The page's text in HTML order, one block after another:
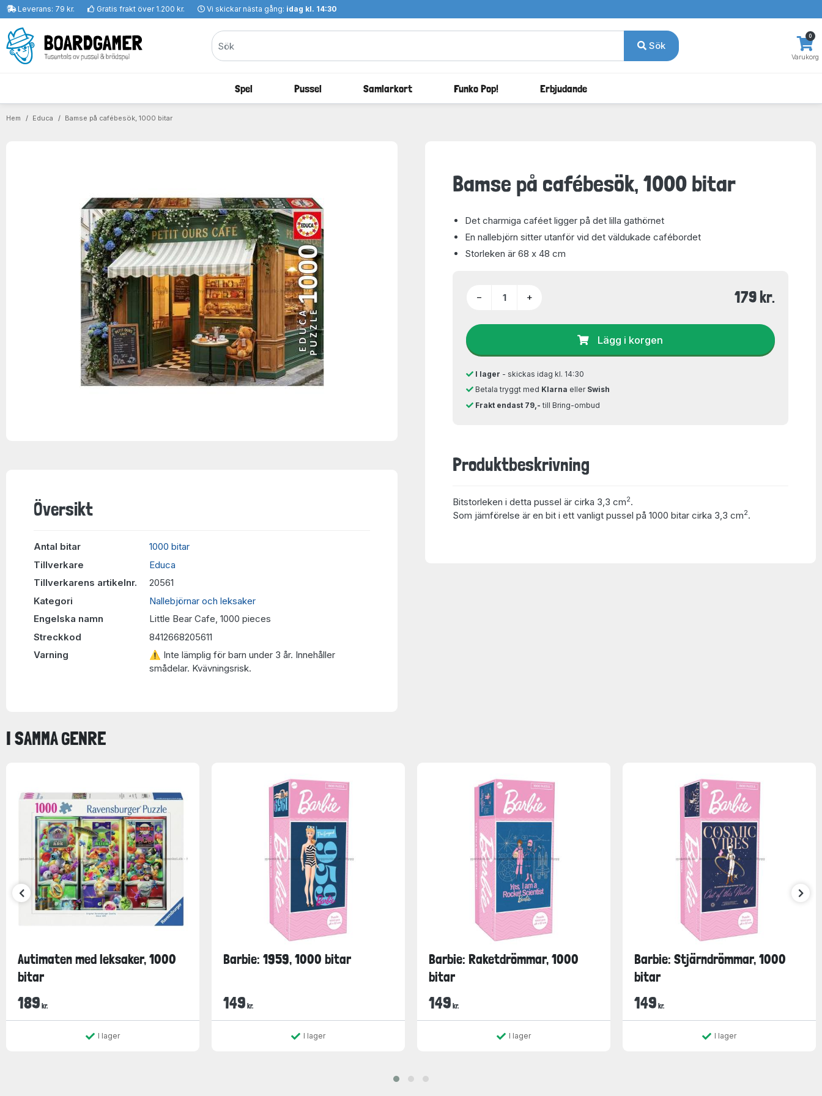
Leverans: 79 kr. Gratis frakt över 1.200 kr. Vi skickar nästa gång: idag kl. 14:30
Sök
Varukorg
0
Spel Pussel Samlarkort Funko Pop! Erbjudande
Hem Educa Bamse på cafébesök, 1000 bitar
Översikt
Antal bitar
1000 bitar
Tillverkare
Educa
Tillverkarens artikelnr.
20561
Kategori
Nallebjörnar och leksaker
Engelska namn
Little Bear Cafe, 1000 pieces
Streckkod
8412668205611
Varning
⚠ Inte lämplig för barn under 3 år. Innehåller
smådelar. Kvävningsrisk.
Bamse på cafébesök, 1000 bitar
Det charmiga caféet ligger på det lilla gathörnet
En nallebjörn sitter utanför vid det väldukade cafébordet
Storleken är 68 x 48 cm
− + 179 kr.
Lägg i korgen
I lager - skickas idag kl. 14:30
Betala tryggt med Klarna eller Swish
Frakt endast 79,- till Bring-ombud
Produktbeskrivning
Bitstorleken i detta pussel är cirka 3,3 cm2.
Som jämförelse är en bit i ett vanligt pussel på 1000 bitar cirka 3,3 cm2.
I SAMMA GENRE
Autimaten med leksaker, 1000
bitar
189 kr.
I lager
Barbie: 1959, 1000 bitar
149 kr.
I lager
Barbie: Raketdrömmar, 1000
bitar
149 kr.
I lager
Barbie: Stjärndrömmar, 1000
bitar
149 kr.
I lager